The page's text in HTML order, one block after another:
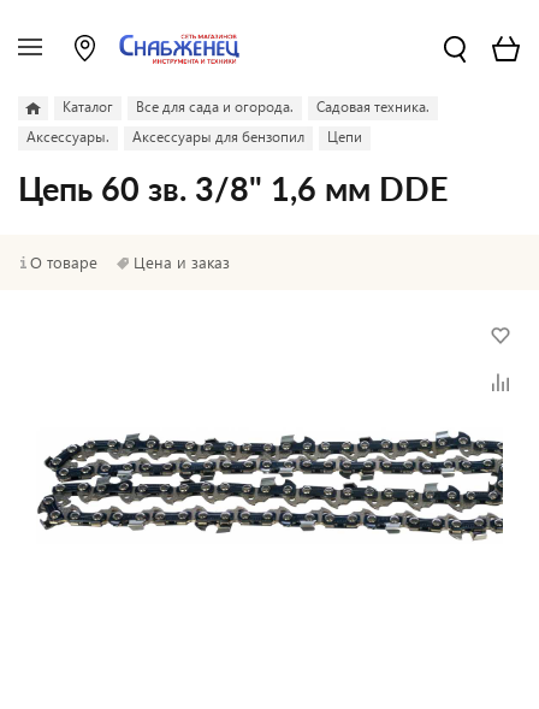
Каталог Все для сада и огорода.
Садовая техника.
Аксессуары.
Аксессуары для бензопил Цепи
Цепь 60 зв. 3/8" 1,6 мм DDE
О товаре Цена и заказ